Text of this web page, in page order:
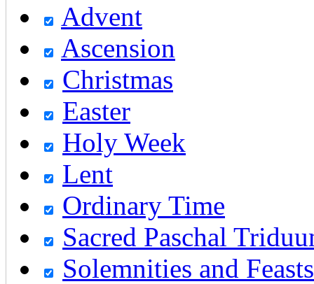
Advent
Ascension
Christmas
Easter
Holy Week
Lent
Ordinary Time
Sacred Paschal
Solemnities and Feasts